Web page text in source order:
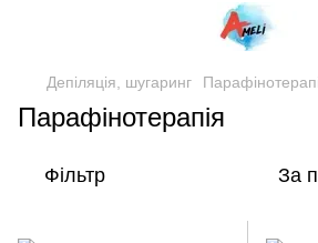
Депіляція, шугаринг
Парафінотерапія
Фільтр За